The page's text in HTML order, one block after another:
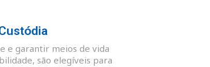
e garantir meios de vida
são elegíveis para